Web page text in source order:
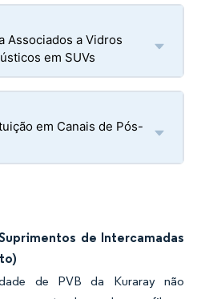
Associados a Vidros
em SUVs
em Canais de Pós-
de Intercamadas
de PVB da Kuraray não